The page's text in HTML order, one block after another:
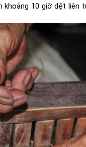
khoảng 10 giờ dệt liên